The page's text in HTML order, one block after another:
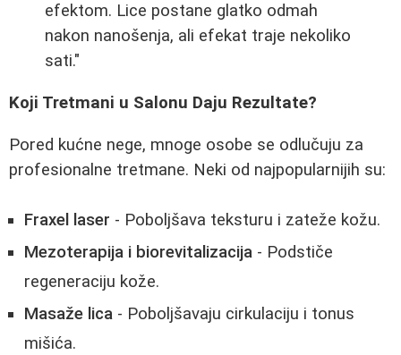
efektom. Lice postane glatko odmah
nakon nanošenja, ali efekat traje nekoliko
sati."
Koji Tretmani u Salonu Daju Rezultate?
Pored kućne nege, mnoge osobe se odlučuju za
profesionalne tretmane. Neki od najpopularnijih su:
Fraxel laser - Poboljšava teksturu i zateže kožu.
Mezoterapija i biorevitalizacija - Podstiče
regeneraciju kože.
Masaže lica - Poboljšavaju cirkulaciju i tonus
mišića.